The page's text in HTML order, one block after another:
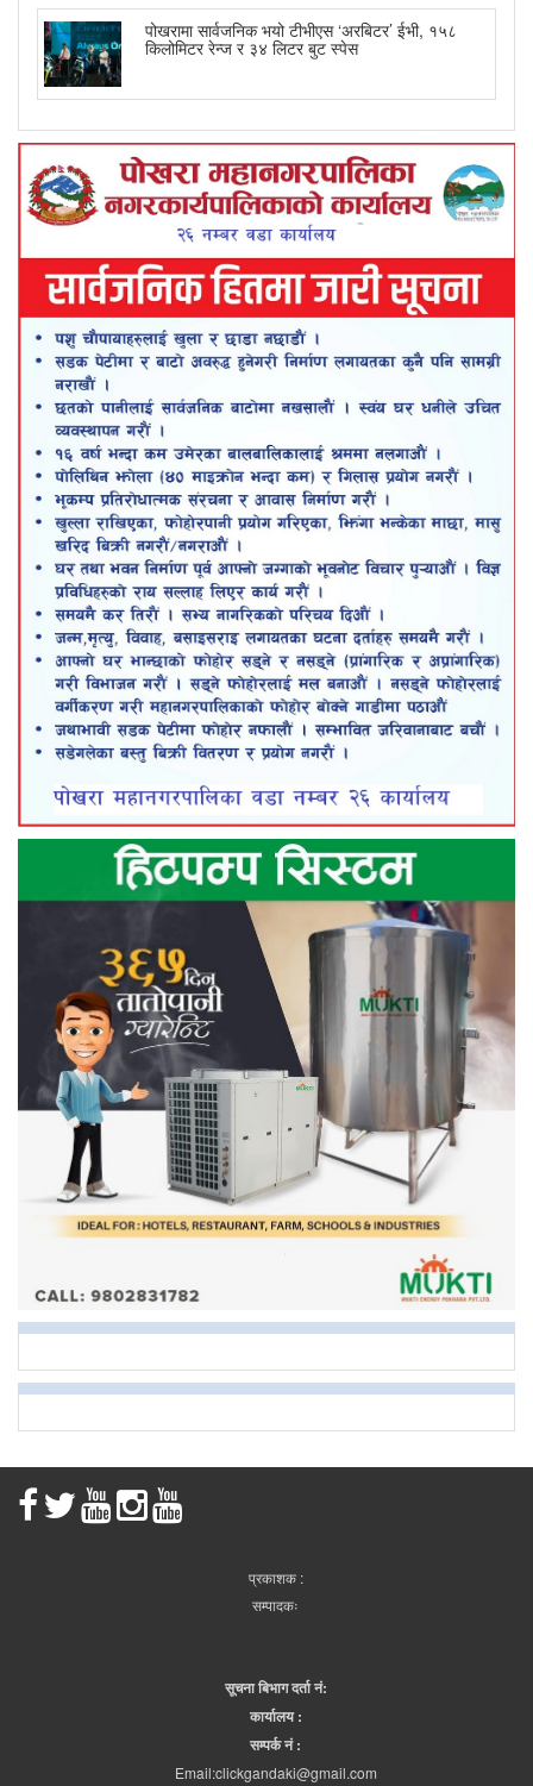
पोखरामा सार्वजनिक भयो टीभीएस ‘अरबिटर’ ईभी, १५८
किलोमिटर रेन्ज र ३४ लिटर बुट स्पेस
प्रकाशक :
सम्पादकः
सूचना बिभाग दर्ता नं:
कार्यालय :
सम्पर्क नं :
Email:clickgandaki@gmail.com